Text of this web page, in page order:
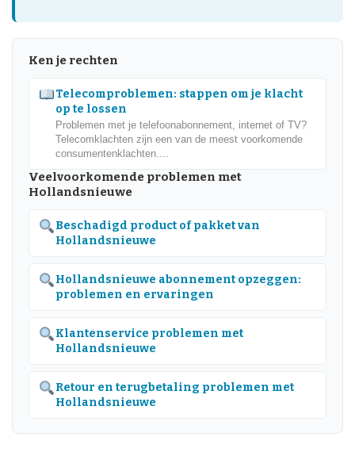
Ken je rechten
Telecomproblemen: stappen om je klacht
op te lossen
Problemen met je telefoonabonnement, internet of TV?
Telecomklachten zijn een van de meest voorkomende
consumentenklachten....
Veelvoorkomende problemen met
Hollandsnieuwe
Beschadigd product of pakket van
Hollandsnieuwe
Hollandsnieuwe abonnement opzeggen:
problemen en ervaringen
Klantenservice problemen met
Hollandsnieuwe
Retour en terugbetaling problemen met
Hollandsnieuwe